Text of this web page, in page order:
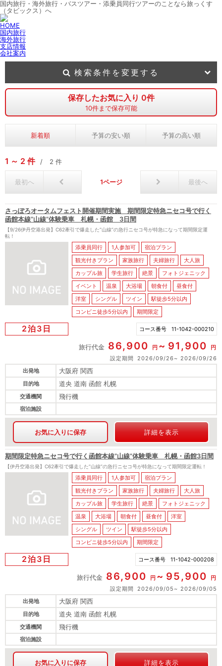
国内旅行・海外旅行・バスツアー・添乗員同行ツアーのことなら旅っくす
（タビックス）へ
HOME
国内旅行
海外旅行
支店情報
会社案内
保存したお気に入り 0件
10件まで保存可能
新着順 予算の安い順 予算の高い順
1 2 件 2 件
最初へ 1 最後へ
さっぽろオータムフェスト開催期間実施 期間限定特急ニセコ号で行く
函館本線”山線”体験乗車 札幌・函館 3日間
【9/26伊丹空港出発】C62牽引で爆走した”山線”の急行ニセコ号が特急になって期間限定運
転！
添乗員同行 1人参加可
宿泊プラン
観光付きプラン
家族旅行 夫婦旅行
大人旅
カップル旅
学生旅行 絶景
フォトジェニック
イベント
温泉 大浴場 朝食付
昼食付
洋室
シングル ツイン
駅徒歩5分以内
コンビニ徒歩5分以内
期間限定
2泊3日 コース番号 11-1042-000210
旅行代金 86,900 円 91,900
円
設定期間
2026/09/26
2026/09/26
出発地
大阪府 関西
目的地 道央 道南 函館 札幌
交通機関 飛行機
宿泊施設
お気に入りに保存 詳細を表示
期間限定特急ニセコ号で行く函館本線”山線”体験乗車 札幌・函館3日間
【伊丹空港出発】C62牽引で爆走した”山線”の急行ニセコ号が特急になって期間限定運転！
添乗員同行 1人参加可
宿泊プラン
観光付きプラン
家族旅行 夫婦旅行
大人旅
カップル旅
学生旅行 絶景
フォトジェニック
温泉
大浴場 朝食付 昼食付
洋室
シングル
ツイン
駅徒歩5分以内
コンビニ徒歩5分以内
期間限定
2泊3日 コース番号 11-1042-000208
旅行代金 86,900 円 95,900
円
設定期間
2026/09/05
2026/09/05
出発地
大阪府 関西
目的地 道央 道南 函館 札幌
交通機関 飛行機
宿泊施設
お気に入りに保存 詳細を表示
検索条件を変更する